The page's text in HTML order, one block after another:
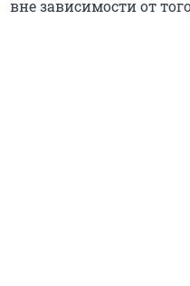
вне зависимости от